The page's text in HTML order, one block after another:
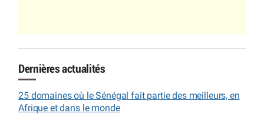
Dernières actualités
25 domaines où le Sénégal fait partie des meilleurs, en
Afrique et dans le monde